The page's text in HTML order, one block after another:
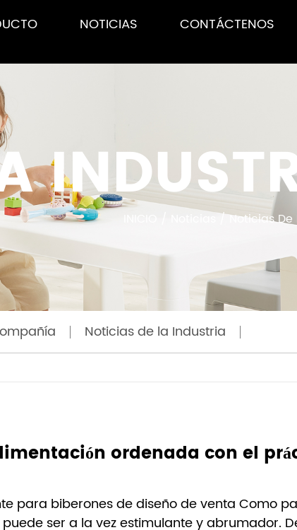
NOTICIAS CONTÁCTENOS
/Noticias
Noticias de la Industria
para biberones de diseño de venta Como
ser a la vez estimulante y abrumador.